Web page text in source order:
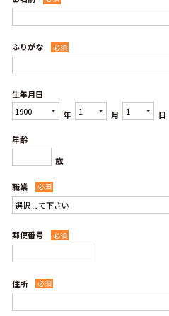
ふりがな 必須
生年月日
年
月 日
年齢
歳
職業 必須
郵便番号 必須
住所 必須